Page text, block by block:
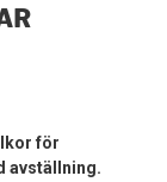
för
avställning.